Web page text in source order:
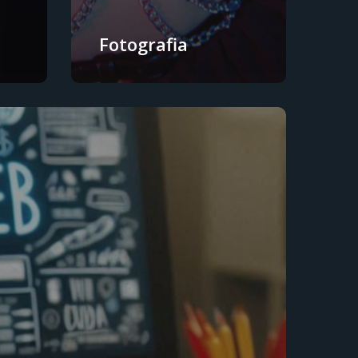
Fotografia